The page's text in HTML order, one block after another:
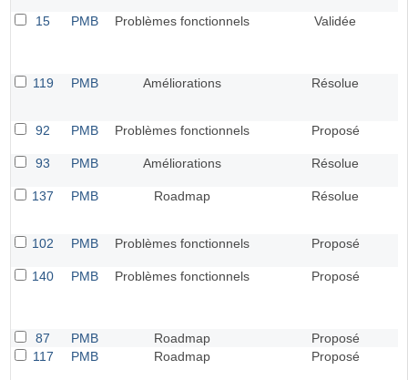
15 PMB Problèmes fonctionnels Validée
119 PMB Améliorations Résolue
92 PMB Problèmes fonctionnels Proposé
93 PMB Améliorations Résolue
137 PMB Roadmap Résolue
102 PMB Problèmes fonctionnels Proposé
140 PMB Problèmes fonctionnels Proposé
87 PMB Roadmap
Proposé
117
PMB Roadmap Proposé